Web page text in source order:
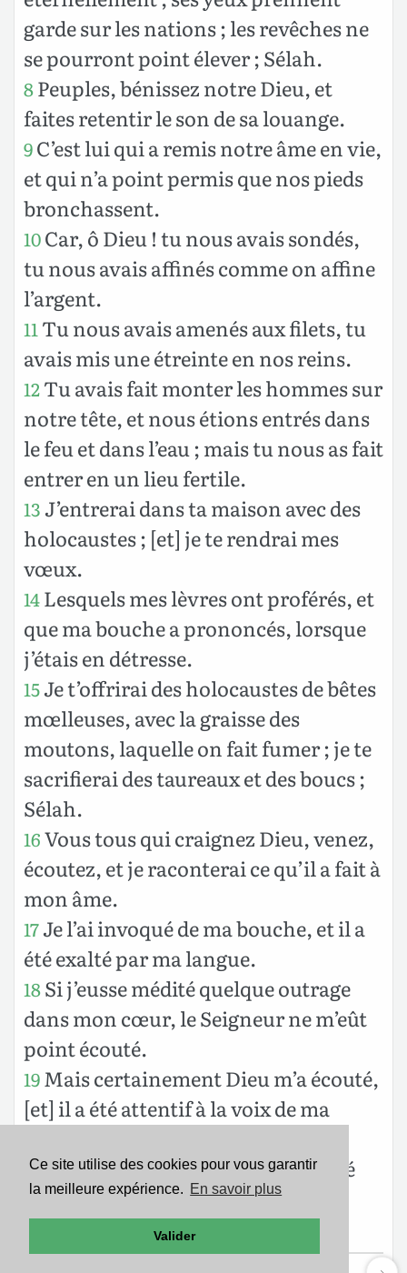
Ce site utilise des cookies pour vous garantir
la meilleure expérience. En savoir plus
Valider
garde sur les nations ; les revêches ne
se pourront point élever ; Sélah.
8Peuples, bénissez notre Dieu, et
faites retentir le son de sa louange.
9C’est lui qui a remis notre âme en vie,
et qui n’a point permis que nos pieds
bronchassent.
10Car, ô Dieu ! tu nous avais sondés,
tu nous avais affinés comme on affine
l’argent.
11 Tu nous avais amenés aux filets, tu
avais mis une étreinte en nos reins.
12Tu avais fait monter les hommes sur
notre tête, et nous étions entrés dans
le feu et dans l’eau ; mais tu nous as fait
entrer en un lieu fertile.
13 J’entrerai dans ta maison avec des
holocaustes ; [et] je te rendrai mes
vœux.
14Lesquels mes lèvres ont proférés, et
que ma bouche a prononcés, lorsque
j’étais en détresse.
15Je t’offrirai des holocaustes de bêtes
mœlleuses, avec la graisse des
moutons, laquelle on fait fumer ; je te
sacrifierai des taureaux et des boucs ;
Sélah.
16Vous tous qui craignez Dieu, venez,
écoutez, et je raconterai ce qu’il a fait à
mon âme.
17Je l’ai invoqué de ma bouche, et il a
été exalté par ma langue.
18Si j’eusse médité quelque outrage
dans mon cœur, le Seigneur ne m’eût
point écouté.
19Mais certainement Dieu m’a écouté,
[et] il a été attentif à la voix de ma
20Béni soit Dieu qui n’a point rejeté
ma supplication, et qui n’a point
éloigné de moi sa gratuité.